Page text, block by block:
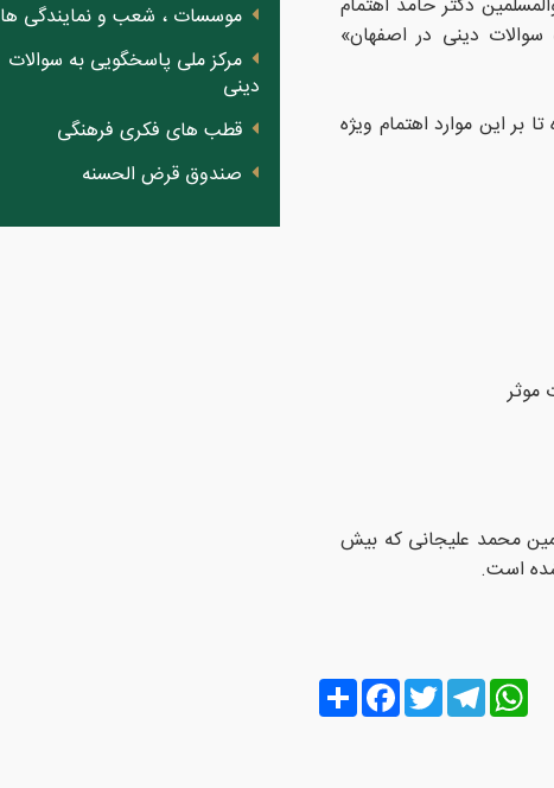
دینی در اصفهان»
بر این موارد اهتمام ویژه
موثر
محمد علیجانی که بیش
است.
Share
FacebookTwitter
Telegram
WhatsApp
موسسات ، شعب و نمایندگی ها
مرکز ملی پاسخگویی به سوالات
دینی
قطب های فکری فرهنگی
صندوق قرض الحسنه